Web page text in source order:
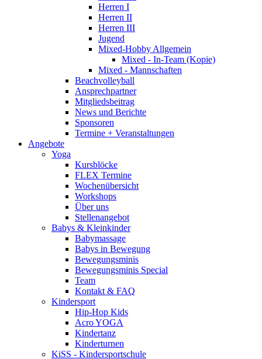
Herren I
Herren II
Herren III
Jugend
Mixed-Hobby Allgemein
Mixed - In-Team (Kopie)
Mixed - Mannschaften
Beachvolleyball
Ansprechpartner
Mitgliedsbeitrag
News und Berichte
Sponsoren
Termine + Veranstaltungen
Angebote
Yoga
Kursblöcke
FLEX Termine
Wochenübersicht
Workshops
Über uns
Stellenangebot
Babys & Kleinkinder
Babymassage
Babys in Bewegung
Bewegungsminis
Bewegungsminis Special
Team
Kontakt & FAQ
Kindersport
Hip-Hop Kids
Acro YOGA
Kindertanz
Kinderturnen
KiSS - Kindersportschule